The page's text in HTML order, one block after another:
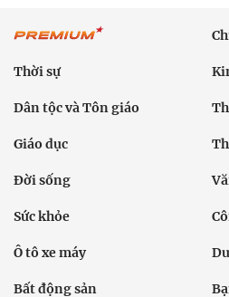
Thời sự
Dân tộc và Tôn giáo
Giáo dục
Đời sống
Sức khỏe
Ô tô xe máy
Bất động sản